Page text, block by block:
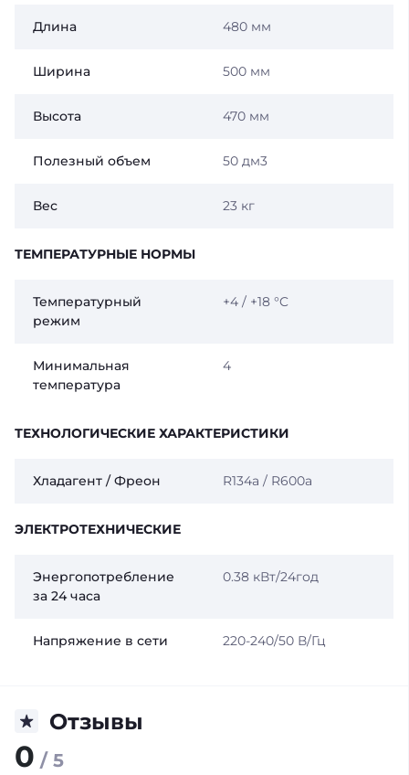
Длина 480 мм
Ширина 500 мм
Высота 470 мм
Полезный объем 50 дм3
Вес 23 кг
ТЕМПЕРАТУРНЫЕ НОРМЫ
Температурный
режим
+4 / +18 °C
Минимальная
температура
4
ТЕХНОЛОГИЧЕСКИЕ ХАРАКТЕРИСТИКИ
Хладагент / Фреон R134a / R600a
ЭЛЕКТРОТЕХНИЧЕСКИЕ
Энергопотребление
за 24 часа
0.38 кВт/24год
Напряжение в сети 220-240/50 В/Гц
Отзывы
0 / 5